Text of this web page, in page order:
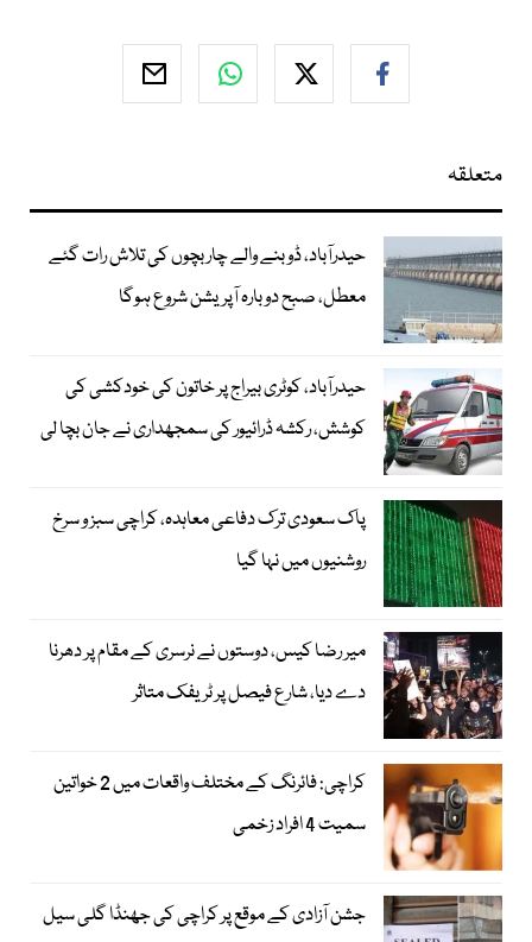
متعلقہ
حیدرآباد، ڈوبنے والے چار بچوں کی تلاش رات گئے
معطل، صبح دوبارہ آپریشن شروع ہوگا
حیدرآباد، کوٹری بیراج پر خاتون کی خودکشی کی
کوشش، رکشہ ڈرائیور کی سمجھداری نے جان بچا لی
پاک سعودی ترک دفاعی معاہدہ، کراچی سبز و سرخ
روشنیوں میں نہا گیا
میر رضا کیس، دوستوں نے نرسری کے مقام پر دھرنا
دے دیا، شارع فیصل پر ٹریفک متاثر
کراچی: فائرنگ کے مختلف واقعات میں 2 خواتین
سمیت 4 افراد زخمی
جشن آزادی کے موقع پر کراچی کی جھنڈا گلی سیل